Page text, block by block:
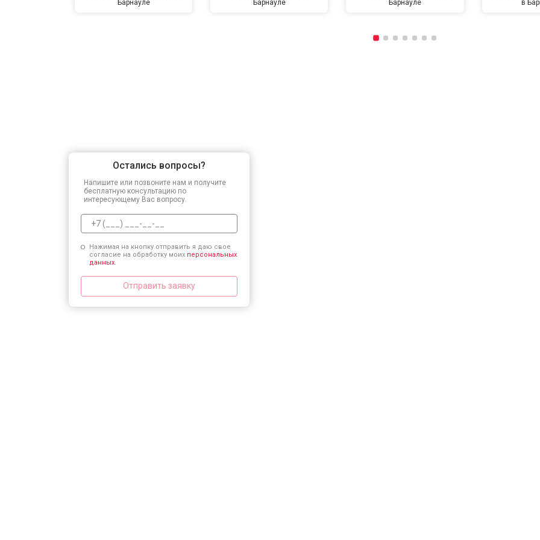
Барнауле
Барнауле
Барнауле
в
Остались вопросы?
Напишите или позвоните нам и получите
бесплатную консультацию по
интересующему Вас вопросу.
Нажимая на кнопку отправить я даю свое
согласие на обработку моих персональных
данных.
Отправить заявку